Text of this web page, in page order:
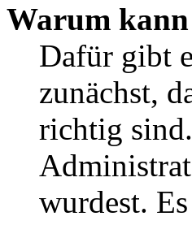
Warum
Dafür gibt
zunächst,
richtig
wurdest.